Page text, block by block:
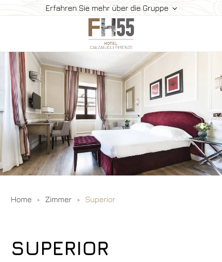
Erfahren Sie mehr über die Gruppe
Hotel
Zimmer
Frühstück
So Finden Sie Uns
Gallerie
Angebote
Buchen
Home Zimmer Superior
SUPERIOR